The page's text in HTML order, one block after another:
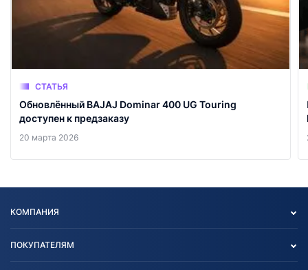
СТАТЬЯ
Обновлённый BAJAJ Dominar 400 UG Touring
доступен к предзаказу
20 марта 2026
КОМПАНИЯ
ПОКУПАТЕЛЯМ